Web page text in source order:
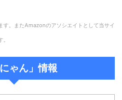
す。またAmazonのアソシエイトとして当サイ
にゃん」情報